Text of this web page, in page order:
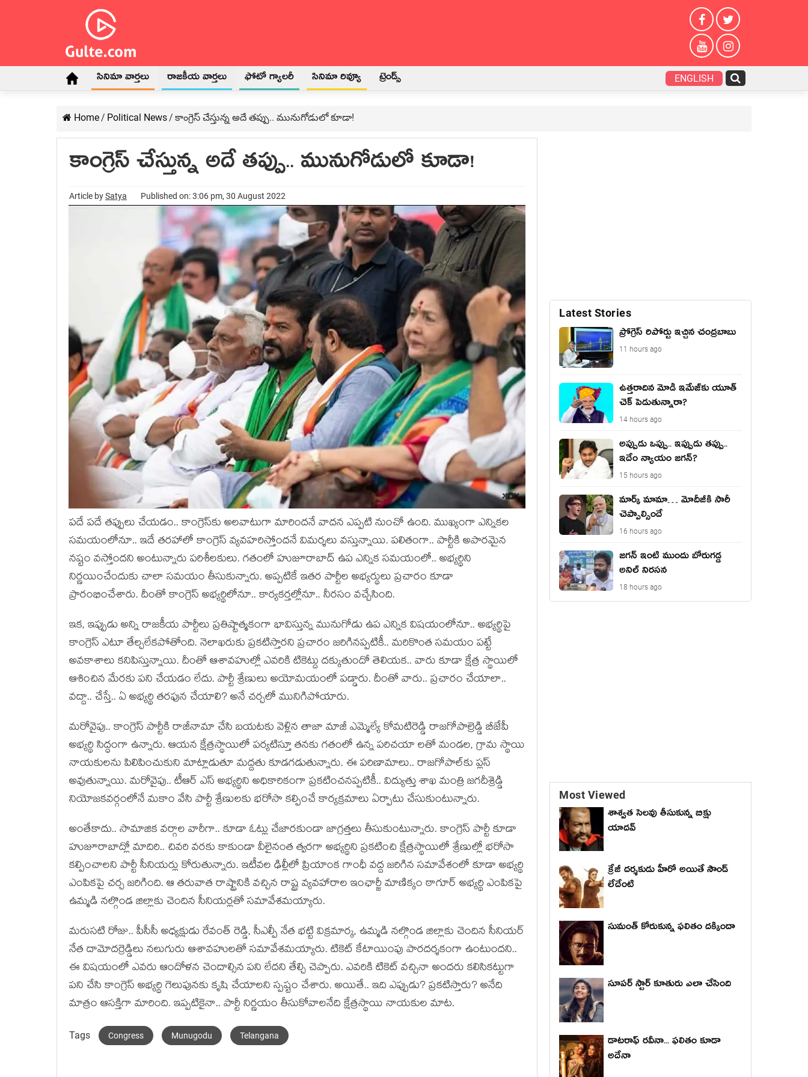
సినిమా వార్తలు రాజకీయ వార్తలు ఫోటో గ్యాలరీ సినిమా రివ్యూ ట్రెండ్స్ ENGLISH
Home/ Political News/ కాంగ్రెస్ చేస్తున్న అదే త‌ప్పు.. మునుగోడులో కూడా!
కాంగ్రెస్ చేస్తున్న అదే త‌ప్పు.. మునుగోడులో కూడా!
Article bySatya Published on: 3:06 pm, 30 August 2022
ప‌దే ప‌దే త‌ప్పులు చేయ‌డం.. కాంగ్రెస్‌కు అల‌వాటుగా మారింద‌నే వాద‌న ఎప్ప‌టి నుంచో ఉంది. ముఖ్యంగా ఎన్నిక‌ల
స‌మ‌యంలోనూ.. ఇదే త‌ర‌హాలో కాంగ్రెస్ వ్య‌వ‌హ‌రిస్తోంద‌నే విమ‌ర్శ‌లు వ‌స్తున్నాయి. ప‌లితంగా.. పార్టీకి అపార‌మైన
న‌ష్టం వ‌స్తోంద‌ని అంటున్నారు ప‌రిశీల‌కులు. గ‌తంలో హుజూరాబాద్ ఉప ఎన్నిక స‌మయంలో.. అభ్య‌ర్థిని
నిర్ణ‌యించేందుకు చాలా స‌మ‌యం తీసుకున్నారు. అప్ప‌టికే ఇత‌ర పార్టీల అభ్య‌ర్థులు ప్ర‌చారం కూడా
ప్రారంభించేశారు. దీంతో కాంగ్రెస్ అభ్య‌ర్థిలోనూ.. కార్య‌క‌ర్త‌ల్లోనూ.. నీరసం వ‌చ్చేసింది.
ఇక‌, ఇప్పుడు అన్ని రాజ‌కీయ పార్టీలు ప్ర‌తిష్టాత్మ‌కంగా భావిస్తున్న‌ మునుగోడు ఉప ఎన్నిక విష‌యంలోనూ.. అభ్యర్థిపై
కాంగ్రెస్ ఎటూ తేల్చలేకపోతోంది. నెలాఖరుకు ప్రకటిస్తారని ప్రచారం జరిగినప్పటికీ.. మరికొంత సమయం పట్టే
అవకాశాలు కనిపిస్తున్నాయి. దీంతో ఆశావహుల్లో ఎవరికి టికెట్దు దక్కుతుందో తెలియక.. వారు కూడా క్షేత్ర స్థాయిలో
ఆశించిన మేరకు పని చేయడం లేదు. పార్టీ శ్రేణులు అయోమయంలో పడ్డారు. దీంతో వారు.. ప్ర‌చారం చేయాలా..
వ‌ద్దా.. చేస్తే.. ఏ అభ్య‌ర్థి త‌ర‌ఫున చేయాలి? అనే చ‌ర్చలో మునిగిపోయారు.
మ‌రోవైపు.. కాంగ్రెస్ పార్టీకి రాజీనామా చేసి బయటకు వెళ్లిన తాజా మాజీ ఎమ్మెల్యే కోమటిరెడ్డి రాజగోపాల్రెడ్డి బీజేపీ
అభ్యర్థి సిద్ధంగా ఉన్నారు. ఆయన క్షేత్రస్థాయిలో పర్యటిస్తూ తనకు గతంలో ఉన్న పరిచయా లతో మండల, గ్రామ స్థాయి
నాయకులను పిలిపించుకుని మాట్లాడుతూ మద్దతు కూడగడుతున్నారు. ఈ ప‌రిణామాలు.. రాజ‌గోపాల్‌కు ప్ల‌స్
అవుతున్నాయి. మ‌రోవైపు.. టీఆర్ ఎస్ అభ్యర్థిని అధికారికంగా ప్రకటించనప్పటికీ.. విద్యుత్తు శాఖ మంత్రి జగదీశ్రెడ్డి
నియోజకవర్గంలోనే మకాం వేసి పార్టీ శ్రేణులకు భరోసా కల్పించే కార్యక్రమాలు ఏర్పాటు చేసుకుంటున్నారు.
అంతేకాదు.. సామాజిక వ‌ర్గాల వారీగా.. కూడా ఓట్లు చేజారకుండా జాగ్రత్తలు తీసుకుంటున్నారు. కాంగ్రెస్ పార్టీ కూడా
హుజూరాబాద్లో మాదిరి.. చివరి వరకు కాకుండా వీలైనంత త్వరగా అభ్యర్థిని ప్రకటించి క్షేత్రస్థాయిలో శ్రేణుల్లో భరోసా
కల్పించాలని పార్టీ సీనియ‌ర్లు కోరుతున్నారు. ఇటీవల ఢిల్లీలో ప్రియాంక గాంధీ వద్ద జరిగిన సమావేశంలో కూడా అభ్యర్థి
ఎంపికపై చర్చ జరిగింది. ఆ తరువాత రాష్ట్రానికి వచ్చిన రాష్ట్ర వ్యవహారాల ఇంఛార్జీ మాణిక్కం ఠాగూర్ అభ్యర్థి ఎంపికపై
ఉమ్మడి నల్గొండ జిల్లాకు చెందిన సీనియర్లతో సమావేశమయ్యారు.
మరుసటి రోజు.. పీసీసీ అధ్యక్షుడు రేవంత్ రెడ్డి, సీఎల్పీ నేత భట్టి విక్రమార్క, ఉమ్మడి నల్గొండ జిల్లాకు చెందిన సీనియర్
నేత దామోదర్రెడ్డిలు నలుగురు ఆశావహులతో సమావేశమయ్యారు. టికెట్ కేటాయింపు పారదర్శకంగా ఉంటుందని..
ఈ విషయంలో ఎవరు ఆందోళన చెందాల్సిన పని లేదని తేల్చి చెప్పారు. ఎవరికి టికెట్ వచ్చినా అందరు కలిసికట్టుగా
పని చేసి కాంగ్రెస్ అభ్యర్థి గెలుపునకు కృషి చేయాలని స్పష్టం చేశారు. అయితే.. ఇది ఎప్పుడు? ప్ర‌క‌టిస్తారు? అనేది
మాత్రం ఆస‌క్తిగా మారింది. ఇప్ప‌టికైనా.. పార్టీ నిర్ణ‌యం తీసుకోవాల‌నేది క్షేత్ర‌స్థాయి నాయ‌కుల మాట‌.
Tags Congress Munugodu Telangana
Latest Stories
ప్రోగ్రెస్ రిపోర్టు ఇచ్చిన చంద్ర‌బాబు
11 hours ago
ఉత్త‌రాదిన మోడీ ఇమేజ్‌కు యూత్
చెక్ పెడుతున్నారా?
14 hours ago
అప్పుడు ఒప్పు.. ఇప్పుడు తప్పు..
ఇదేం న్యాయం జగన్?
15 hours ago
మార్క్ మామా… మోదీజీకి సారీ
చెప్పాల్సిందే
16 hours ago
జగన్ ఇంటి ముందు బోరుగడ్డ
అనిల్ నిరసన
18 hours ago
Most Viewed
శాశ్వత సెలవు తీసుకున్న బిక్షు
యాదవ్
క్రేజీ దర్శకుడు హీరో అయితే సౌండ్
లేదేంటి
సుమంత్ కోరుకున్న ఫలితం దక్కిందా
సూపర్ స్టార్ కూతురు ఎలా చేసింది
డాటరాఫ్ రవీనా... ఫలితం కూడా
అదేనా